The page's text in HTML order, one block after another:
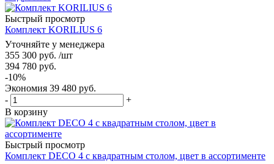
Быстрый просмотр
Комплект KORILIUS 6
Уточняйте у менеджера
355 300 руб. /шт
394 780 руб.
-10%
Экономия 39 480 руб.
-
+
В корзину
Быстрый просмотр
Комплект DECO 4 с квадратным столом, цвет в ассортименте